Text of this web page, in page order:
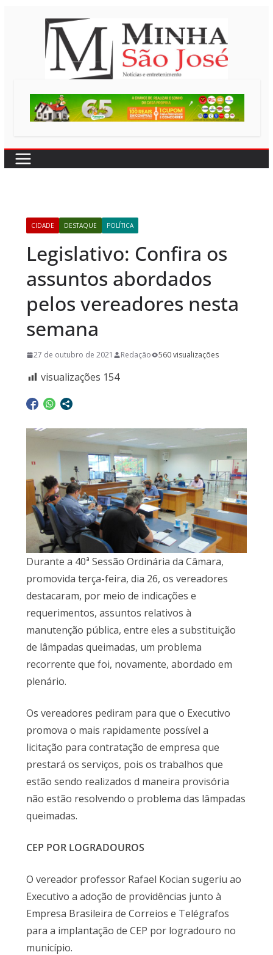
CIDADE DESTAQUE POLÍTICA
Legislativo: Confira os
assuntos abordados
pelos vereadores nesta
semana
27 de outubro de 2021 Redação 560 visualizações
visualizações 154
Durante a 40ª Sessão Ordinária da Câmara,
promovida terça-feira, dia 26, os vereadores
destacaram, por meio de indicações e
requerimentos, assuntos relativos à
manutenção pública, entre eles a substituição
de lâmpadas queimadas, um problema
recorrente que foi, novamente, abordado em
plenário.
Os vereadores pediram para que o Executivo
promova o mais rapidamente possível a
licitação para contratação de empresa que
prestará os serviços, pois os trabalhos que
estão sendo realizados d maneira provisória
não estão resolvendo o problema das lâmpadas
queimadas.
CEP POR LOGRADOUROS
O vereador professor Rafael Kocian sugeriu ao
Executivo a adoção de providências junto à
Empresa Brasileira de Correios e Telégrafos
para a implantação de CEP por logradouro no
município.